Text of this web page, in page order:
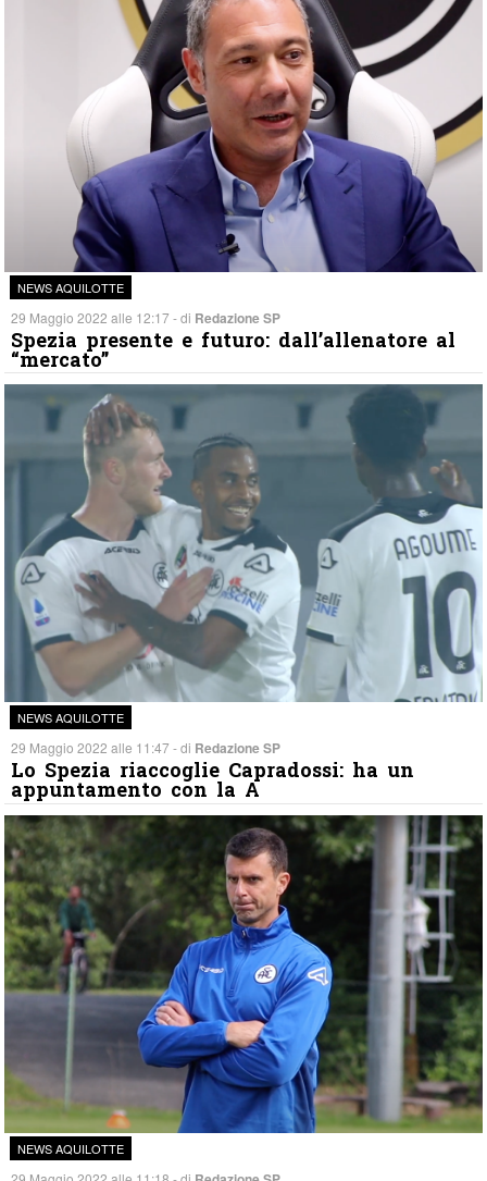
NEWS AQUILOTTE
29 Maggio 2022 alle 12:17 - di Redazione SP
Spezia presente e futuro: dall’allenatore al
“mercato”
NEWS AQUILOTTE
29 Maggio 2022 alle 11:47 - di Redazione SP
Lo Spezia riaccoglie Capradossi: ha un
appuntamento con la A
NEWS AQUILOTTE